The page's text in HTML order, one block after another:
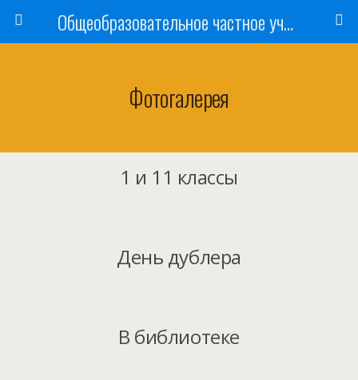
Общеобразовательное частное учреждение «Ишимская православная гимназия имени святого мученика Василия Мангазейского»
Фотогалерея
1 и 11 классы
День дублера
В библиотеке